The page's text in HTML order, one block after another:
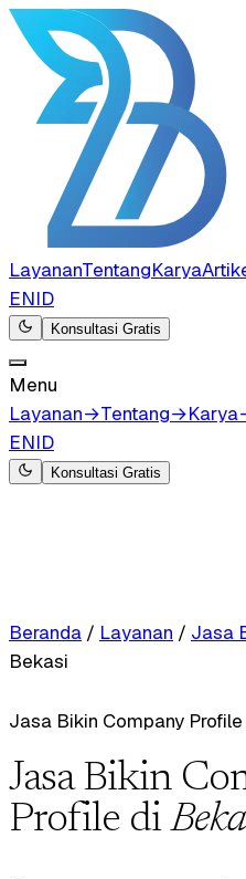
LayananTentangKarya
ENID
Konsultasi Gratis
Menu
Layanan→Tentang→Karya
ENID
Konsultasi Gratis
Beranda / Layanan / Jasa
Bekasi
Jasa Bikin Company Profile
Jasa Bikin
Profile di